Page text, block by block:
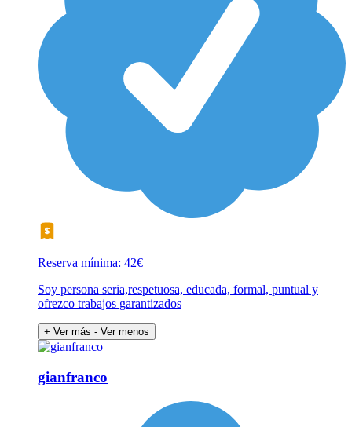
Reserva mínima: 42€
Soy persona seria,respetuosa, educada, formal, puntual y
ofrezco trabajos garantizados
+ Ver más - Ver menos
gianfranco